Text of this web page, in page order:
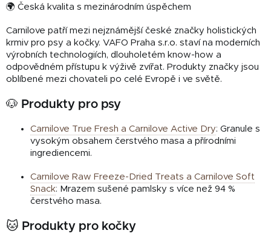
🌍 Česká kvalita s mezinárodním úspěchem
Carnilove patří mezi nejznámější české značky holistických
krmiv pro psy a kočky. VAFO Praha s.r.o. staví na moderních
výrobních technologiích, dlouholetém know-how a
odpovědném přístupu k výživě zvířat. Produkty značky jsou
oblíbené mezi chovateli po celé Evropě i ve světě.
🐶 Produkty pro psy
Carnilove True Fresh a Carnilove Active Dry: Granule s
vysokým obsahem čerstvého masa a přírodními
ingrediencemi.
Carnilove Raw Freeze-Dried Treats a Carnilove Soft
Snack: Mrazem sušené pamlsky s více než 94 %
čerstvého masa.
🐱 Produkty pro kočky